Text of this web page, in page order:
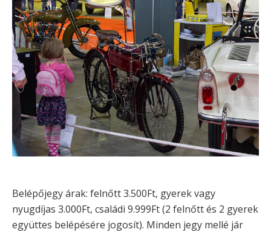
Belépőjegy árak: felnőtt 3.500Ft, gyerek vagy
nyugdíjas 3.000Ft, családi 9.999Ft (2 felnőtt és 2 gyerek
együttes belépésére jogosít). Minden jegy mellé jár